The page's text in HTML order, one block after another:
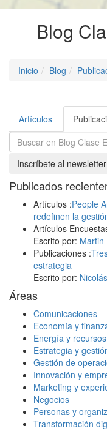
Blog
Inicio Blog
Artículos
Inscríbete al newsletter
Publicados
Artículos :People
redefinen la
Artículos
Escrito por: Martin
Publicaciones :
estrategia
Escrito por:
Áreas
Comunicaciones
Economía y
Energía y
Estrategia y
Gestión de
Innovación y
Marketing y
Negocios
Personas y
Transformación